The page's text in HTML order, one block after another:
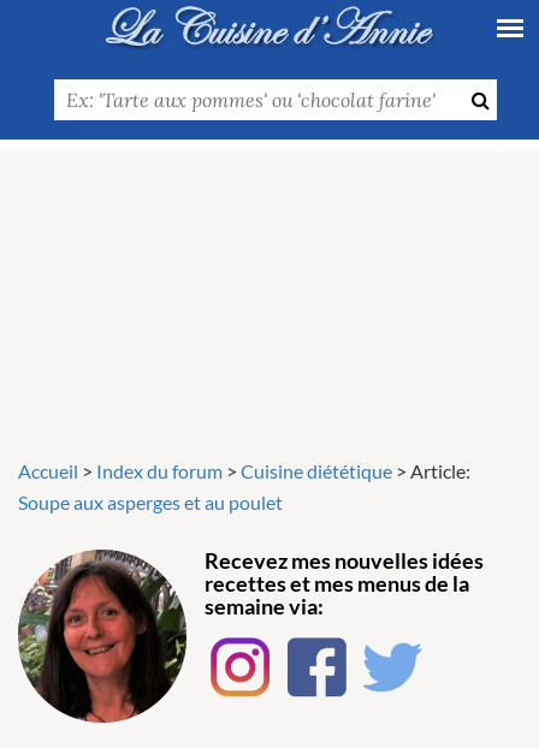
Accueil > Index du forum > Cuisine diététique > Article:
Soupe aux asperges et au poulet
Recevez mes nouvelles idées
recettes et mes menus de la
semaine via: